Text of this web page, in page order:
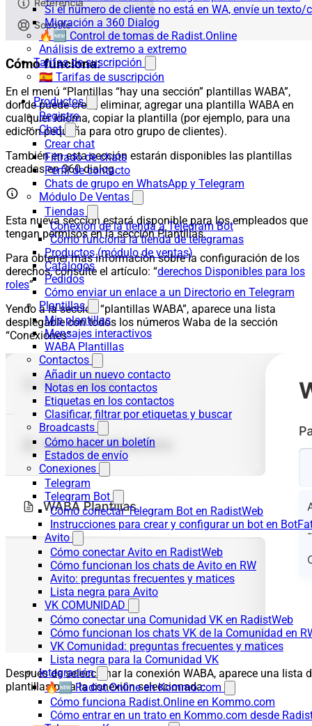
Si el número de cliente no está en WA, envíe un
Migración a 360 Dialog
🔥🆕 Control de tomas de Radist.Online
Análisis de extremo a extremo
Tarifas de suscripción
🇪🇸 Tarifas de suscripción
Productos
Registro
Chat
Crear chat
Filtrado de chats
Perfil de contacto
Chats de grupo en WhatsApp y Telegram
Módulo De Ventas
Tiendas
Conexión de la tienda a Telegram Bot
Cómo funciona la tienda de telegramas
Productos (módulo de ventas)
Catálogos
Pedidos
Cómo enviar un enlace a un Directorio en Telegram
Plantillas
Mis plantillas
Mensajes interactivos
WABA Plantillas
Contactos
Añadir un nuevo contacto
Notas en los contactos
Etiquetas en los contactos
Clasificar, filtrar por etiquetas y buscar
Broadcasts
Cómo hacer un boletín
Estados de envío
Conexiones
Telegram
Telegram Bot
Cómo conectar Telegram Bot en RadistWeb
Instrucciones para crear y configurar un bot en
Avito
Cómo conectar Avito en RadistWeb
Cómo funcionan los chats de Avito en RW
Avito: preguntas frecuentes y matices
Lista negra para Avito
VK COMUNIDAD
Cómo conectar una Comunidad VK en RadistWeb
Cómo funcionan los chats VK de la Comunidad en
VK Comunidad: preguntas frecuentes y matices
Lista negra para la Comunidad VK
Integración
🔥🆕 Radist.Online en Kommo.com
Cómo funciona Radist.Online en Kommo.com
Cómo entrar en un trato en Kommo.com desde
Cómo funciona:
En el menú “Plantillas “hay una sección” plantillas WABA”,
donde puede crear, eliminar, agregar una plantilla WABA en
cualquier idioma, copiar la plantilla (por ejemplo, para una
edición pequeña para otro grupo de clientes).
También en esta sección estarán disponibles las plantillas
creadas en 360 dialog.
Esta nueva sección estará disponible para los empleados que
tengan permisos en la sección Plantillas.
Para obtener más información sobre la configuración de los
derechos, consulte el artículo: “derechos Disponibles para los
roles”
Yendo a la sección “plantillas WABA”, aparece una lista
desplegable con todos los números Waba de la sección
“Conexiones”
Después de seleccionar la conexión WABA, aparece una lista
plantillas para la conexión seleccionada: